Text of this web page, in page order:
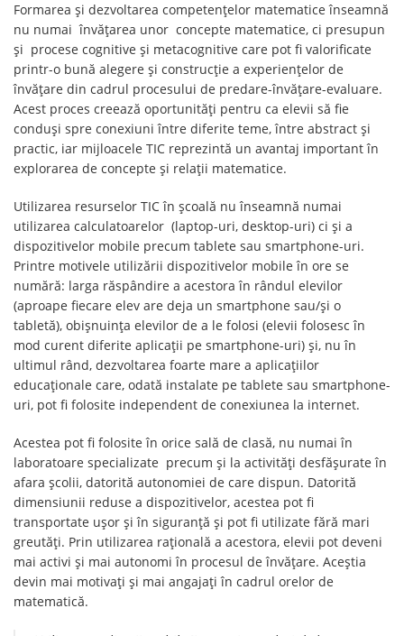
Formarea și dezvoltarea competențelor matematice înseamnă
nu numai învățarea unor concepte matematice, ci presupun
și procese cognitive și metacognitive care pot fi valorificate
printr-o bună alegere și construcție a experiențelor de
învățare din cadrul procesului de predare-învățare-evaluare.
Acest proces creează oportunități pentru ca elevii să fie
conduși spre conexiuni între diferite teme, între abstract și
practic, iar mijloacele TIC reprezintă un avantaj important în
explorarea de concepte și relații matematice.
Utilizarea resurselor TIC în școală nu înseamnă numai
utilizarea calculatoarelor (laptop-uri, desktop-uri) ci și a
dispozitivelor mobile precum tablete sau smartphone-uri.
Printre motivele utilizării dispozitivelor mobile în ore se
numără: larga răspândire a acestora în rândul elevilor
(aproape fiecare elev are deja un smartphone sau/și o
tabletă), obișnuința elevilor de a le folosi (elevii folosesc în
mod curent diferite aplicații pe smartphone-uri) și, nu în
ultimul rând, dezvoltarea foarte mare a aplicațiilor
educaționale care, odată instalate pe tablete sau smartphone-
uri, pot fi folosite independent de conexiunea la internet.
Acestea pot fi folosite în orice sală de clasă, nu numai în
laboratoare specializate precum și la activități desfășurate în
afara școlii, datorită autonomiei de care dispun. Datorită
dimensiunii reduse a dispozitivelor, acestea pot fi
transportate ușor și în siguranță și pot fi utilizate fără mari
greutăți. Prin utilizarea rațională a acestora, elevii pot deveni
mai activi și mai autonomi în procesul de învățare. Aceștia
devin mai motivați și mai angajați în cadrul orelor de
matematică.